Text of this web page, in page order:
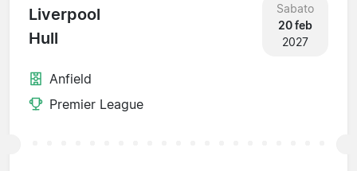
Liverpool
Hull
Sabato
20 feb
2027
Anfield
Premier League